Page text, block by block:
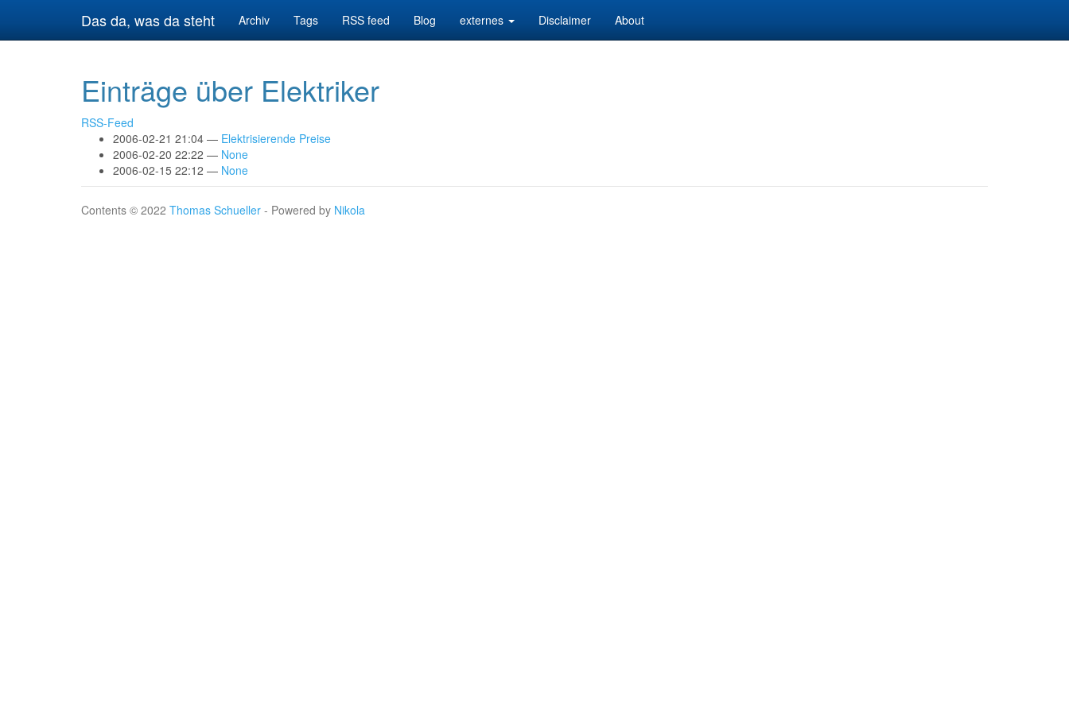
Hauptinhalt
Das da, was da steht Archiv Tags RSS feed Blog externes Disclaimer About
Einträge über Elektriker
RSS-Feed
2006-02-21 21:04
Elektrisierende Preise
2006-02-20 22:22
None
2006-02-15 22:12
None
Contents © 2022 Thomas Schueller - Powered by Nikola